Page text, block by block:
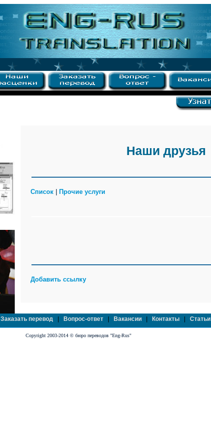
Наши друзья
Список | Прочие услуги
Добавить ссылку
Заказать перевод Вопрос-ответ Вакансии Контакты Статьи
Copyright 2003-2014 © бюро переводов "Eng-Rus"